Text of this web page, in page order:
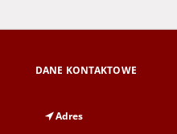
DANE KONTAKTOWE
Adres